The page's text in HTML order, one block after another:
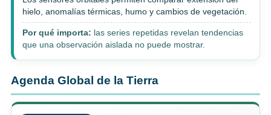
hielo, anomalías térmicas, humo y cambios de vegetación.
Por qué importa: las series repetidas revelan tendencias
que una observación aislada no puede mostrar.
Agenda Global de la Tierra